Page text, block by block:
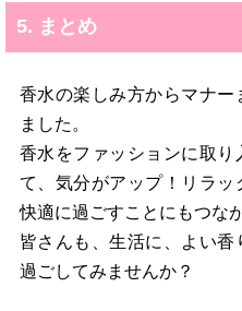
5. まとめ
香水の楽しみ方からマナ
ました。
香水をファッションに取
て、気分がアップ！リラ
快適に過ごすことにもつな
皆さんも、生活に、よい
過ごしてみませんか？